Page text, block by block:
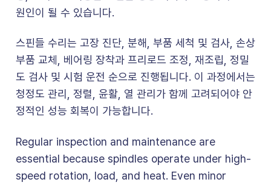
원인이 될 수 있습니다.
스핀들 수리는 고장 진단, 분해, 부품 세척 및 검사, 손상
부품 교체, 베어링 장착과 프리로드 조정, 재조립, 정밀
도 검사 및 시험 운전 순으로 진행됩니다. 이 과정에서는
청정도 관리, 정렬, 윤활, 열 관리가 함께 고려되어야 안
정적인 성능 회복이 가능합니다.
Regular inspection and maintenance are
essential because spindles operate under high-
speed rotation, load, and heat. Even minor